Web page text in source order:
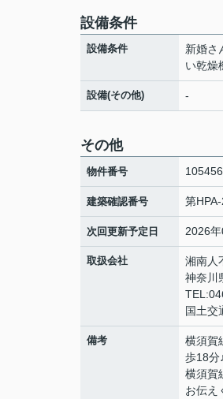
設備条件
設備条件
新婚さ
い乾燥
設備(その他) -
その他
物件番号
建築確認番号 第
次回更新予定日 2026
取扱会社
湘南人
神奈川
国土交
備考
横須賀
歩18分
横須賀
お伝え